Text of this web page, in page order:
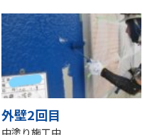
外壁2回目